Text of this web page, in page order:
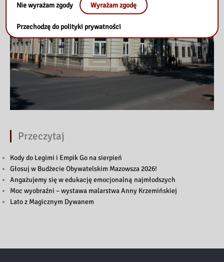
Przeczytaj
Kody do Legimi i Empik Go na sierpień
Głosuj w Budżecie Obywatelskim Mazowsza 2026!
Angażujemy się w edukację emocjonalną najmłodszych
Moc wyobraźni – wystawa malarstwa Anny Krzemińskiej
Lato z Magicznym Dywanem
Nie wyrażam zgody Wyrażam zgodę
Przechodzę do polityki prywatności